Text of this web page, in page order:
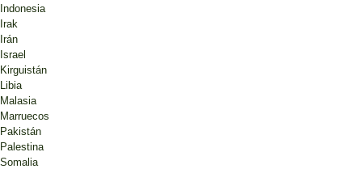
Indonesia
Irak
Irán
Israel
Kirguistán
Libia
Malasia
Marruecos
Pakistán
Palestina
Somalia